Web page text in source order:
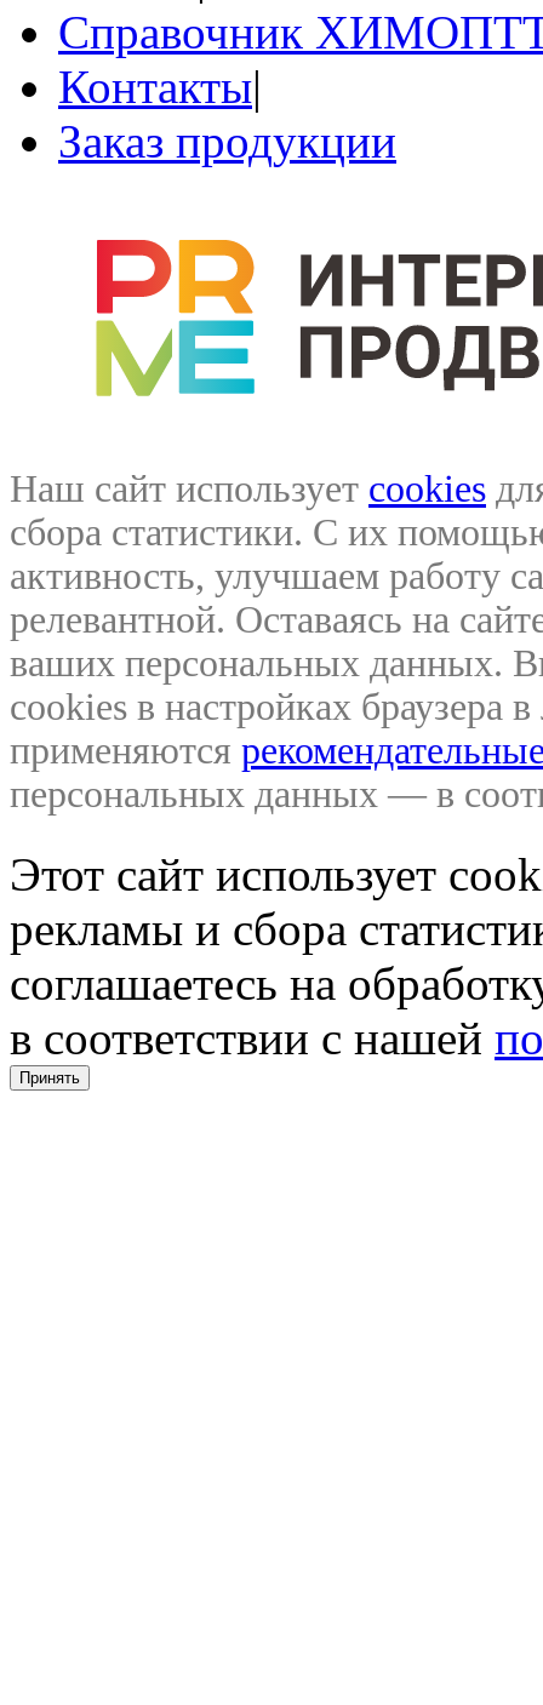
Справочник
Контакты|
Заказ продукции
Наш сайт использует cookies
сбора статистики. С их
активность, улучшаем работу
релевантной. Оставаясь на
ваших персональных данных.
cookies в настройках браузера
применяются
персональных данных — в
Этот сайт использует
рекламы и сбора
соглашаетесь на
в соответствии с нашей
Принять